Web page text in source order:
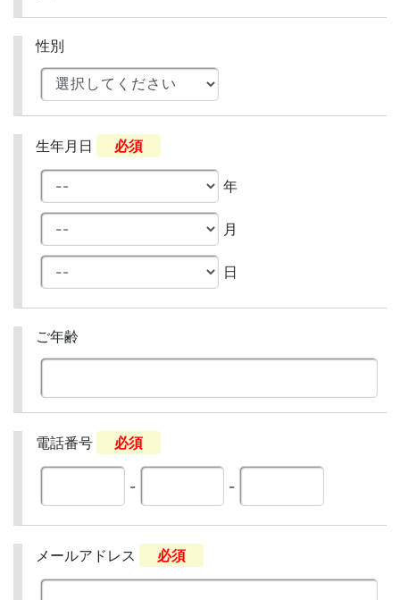
性別
生年月日 必須
年
月
日
ご年齢
電話番号 必須
- -
メールアドレス 必須